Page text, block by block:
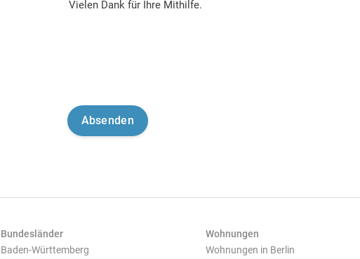
Vielen Dank für Ihre Mithilfe.
Bundesländer
Baden-Württemberg
Wohnungen
Wohnungen in Berlin